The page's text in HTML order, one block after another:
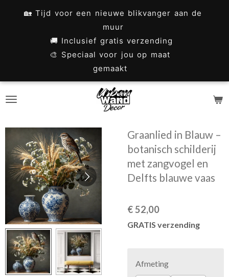
🏡 Tijd voor een nieuwe blikvanger aan de
muur
🚚 Inclusief gratis verzending
🎨 Speciaal voor jou op maat
gemaakt
Graanlied in Blauw –
botanisch schilderij
met zangvogel en
Delfts blauwe vaas
€ 52,00
GRATIS verzending
Afmeting